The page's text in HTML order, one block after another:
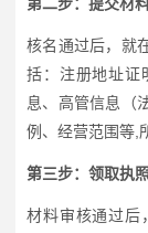
核名通过后，就
括：注册地址证
息、高管信息（
例、经营范围等,
第三步：领取执
材料审核通过后